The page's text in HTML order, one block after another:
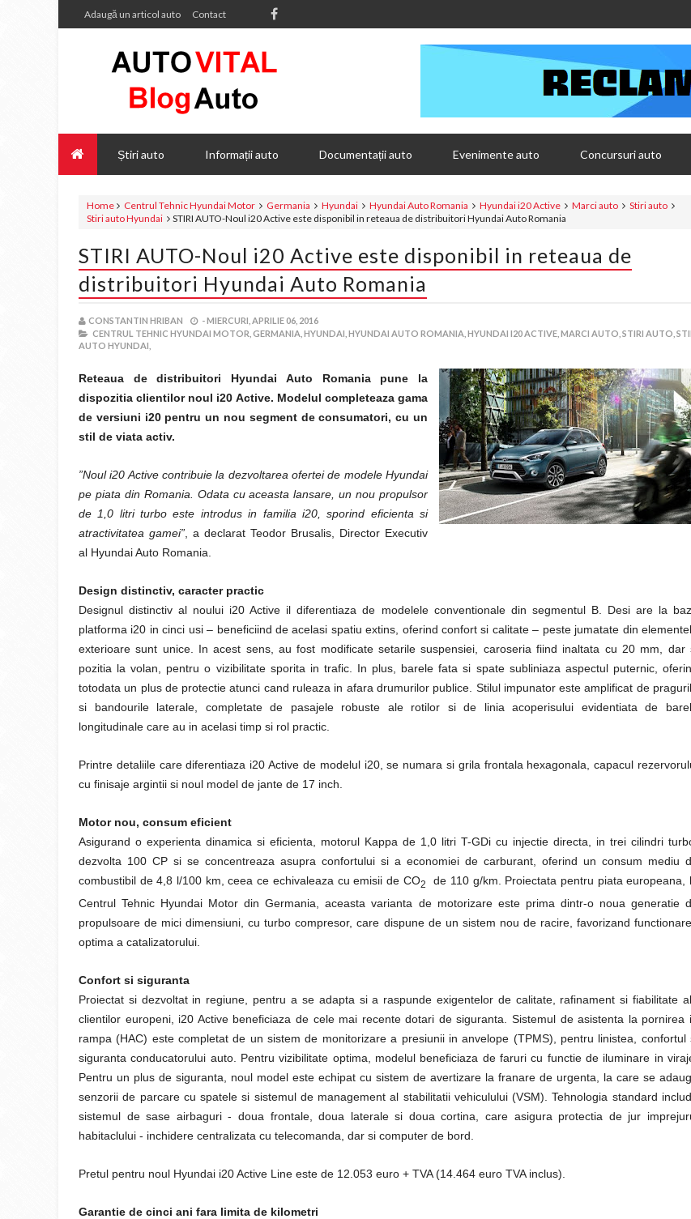
Adaugă un articol auto Contact
Știri auto Informații auto Documentații auto Evenimente auto Concursuri auto
Home Centrul Tehnic Hyundai Motor Germania Hyundai Hyundai Auto Romania Hyundai i20 Active Marci auto
Stiri auto
Stiri auto Hyundai
STIRI AUTO-Noul i20 Active este disponibil in reteaua de distribuitori Hyundai Auto Romania
STIRI AUTO-Noul i20 Active este disponibil in reteaua de
distribuitori Hyundai Auto Romania
CONSTANTIN HRIBAN -MIERCURI, APRILIE 06, 2016
CENTRUL TEHNIC HYUNDAI MOTOR, GERMANIA, HYUNDAI, HYUNDAI AUTO ROMANIA, HYUNDAI I20 ACTIVE, MARCI AUTO, STIRI AUTO,
AUTO HYUNDAI,
Reteaua de distribuitori Hyundai Auto Romania pune la
dispozitia clientilor noul i20 Active. Modelul completeaza gama
de versiuni i20 pentru un nou segment de consumatori, cu un
stil de viata activ.
”Noul i20 Active contribuie la dezvoltarea ofertei de modele Hyundai
pe piata din Romania. Odata cu aceasta lansare, un nou propulsor
de 1,0 litri turbo este introdus in familia i20, sporind eficienta si
atractivitatea gamei” , a declarat Teodor Brusalis, Director Executiv
al Hyundai Auto Romania.
Design distinctiv, caracter practic
Designul distinctiv al noului i20 Active il diferentiaza de modelele conventionale din segmentul B. Desi are la
platforma i20 in cinci usi – beneficiind de acelasi spatiu extins, oferind confort si calitate – peste jumatate din
exterioare sunt unice. In acest sens, au fost modificate setarile suspensiei, caroseria fiind inaltata cu 20 mm, dar
pozitia la volan, pentru o vizibilitate sporita in trafic. In plus, barele fata si spate subliniaza aspectul puternic,
totodata un plus de protectie atunci cand ruleaza in afara drumurilor publice. Stilul impunator este amplificat de
si bandourile laterale, completate de pasajele robuste ale rotilor si de linia acoperisului evidentiata de
longitudinale care au in acelasi timp si rol practic.
Printre detaliile care diferentiaza i20 Active de modelul i20, se numara si grila frontala hexagonala, capacul
cu finisaje argintii si noul model de jante de 17 inch.
Motor nou, consum eficient
Asigurand o experienta dinamica si eficienta, motorul Kappa de 1,0 litri T-GDi cu injectie directa, in trei cilindri
dezvolta 100 CP si se concentreaza asupra confortului si a economiei de carburant, oferind un consum mediu
combustibil de 4,8 l/100 km, ceea ce echivaleaza cu emisii de CO2
de 110 g/km. Proiectata pentru piata europeana,
Centrul Tehnic Hyundai Motor din Germania, aceasta varianta de motorizare este prima dintr-o noua generatie
propulsoare de mici dimensiuni, cu turbo compresor, care dispune de un sistem nou de racire, favorizand
optima a catalizatorului.
Confort si siguranta
Proiectat si dezvoltat in regiune, pentru a se adapta si a raspunde exigentelor de calitate, rafinament si fiabilitate
clientilor europeni, i20 Active beneficiaza de cele mai recente dotari de siguranta. Sistemul de asistenta la pornirea
rampa (HAC) este completat de un sistem de monitorizare a presiunii in anvelope (TPMS), pentru linistea, confortul
siguranta conducatorului auto. Pentru vizibilitate optima, modelul beneficiaza de faruri cu functie de iluminare in
Pentru un plus de siguranta, noul model este echipat cu sistem de avertizare la franare de urgenta, la care se
senzorii de parcare cu spatele si sistemul de management al stabilitatii vehiculului (VSM). Tehnologia standard
sistemul de sase airbaguri - doua frontale, doua laterale si doua cortina, care asigura protectia de jur
habitaclului - inchidere centralizata cu telecomanda, dar si computer de bord.
Pretul pentru noul Hyundai i20 Active Line este de 12.053 euro + TVA (14.464 euro TVA inclus).
Garantie de cinci ani fara limita de kilometri